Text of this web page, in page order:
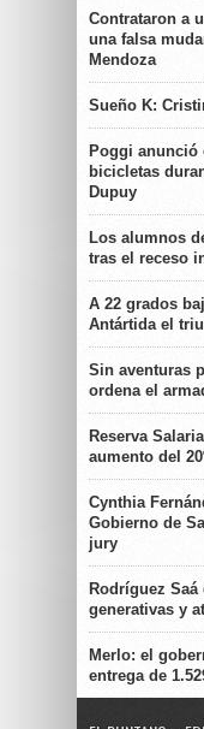
Contrataron a
una falsa
Mendoza
Sueño K:
Poggi anunció
bicicletas
Dupuy
Los alumnos
tras el receso
A 22 grados
Antártida el
Sin aventuras
ordena el
Reserva
aumento del
Cynthia
Gobierno de
jury
Rodríguez
generativas y
Merlo: el
entrega de